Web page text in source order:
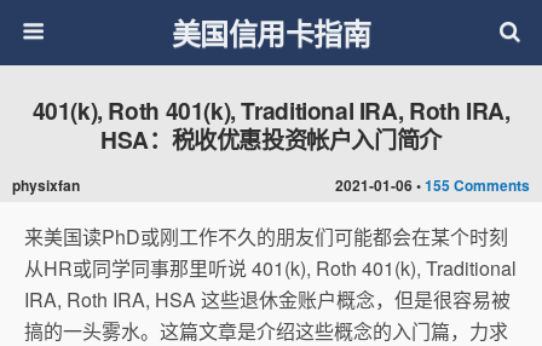
美国信用卡指南
2021-01-06 •155 Comments
401(k), Roth 401(k), Traditional IRA, Roth IRA,
HSA：税收优惠投资帐户入门简介
physixfan
来美国读PhD或刚工作不久的朋友们可能都会在某个时刻
从HR或同学同事那里听说 401(k), Roth 401(k), Traditional
IRA, Roth IRA, HSA 这些退休金账户概念，但是很容易被
搞的一头雾水。这篇文章是介绍这些概念的入门篇，力求